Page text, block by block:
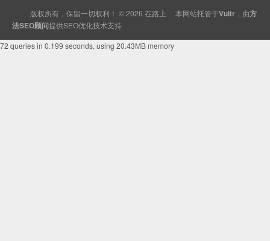
版权所有，保留一切权利！ © 2026 在路上 本网站托管于Vultr ，由方
法SEO顾问提供SEO优化技术支持
72 queries in 0.199 seconds, using 20.43MB memory